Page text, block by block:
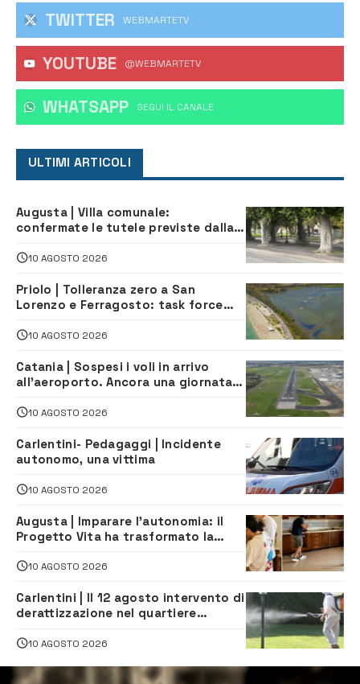
TWITTER WEBMARTETV
YOUTUBE @WEBMARTETV
WHATSAPP ‎SEGUI IL CANALE
ULTIMI ARTICOLI
Augusta | Villa comunale:
confermate le tutele previste dalla
10 AGOSTO 2026
Priolo | Tolleranza zero a San
Lorenzo e Ferragosto: task force
navette gratuite
10 AGOSTO 2026
Catania | Sospesi i voli in arrivo
all’aeroporto. Ancora una giornata
10 AGOSTO 2026
Carlentini- Pedagaggi | Incidente
autonomo, una vittima
10 AGOSTO 2026
Augusta | Imparare l’autonomia: il
Progetto Vita ha trasformato la
indipendenza
10 AGOSTO 2026
Carlentini | Il 12 agosto intervento di
derattizzazione nel quartiere
10 AGOSTO 2026